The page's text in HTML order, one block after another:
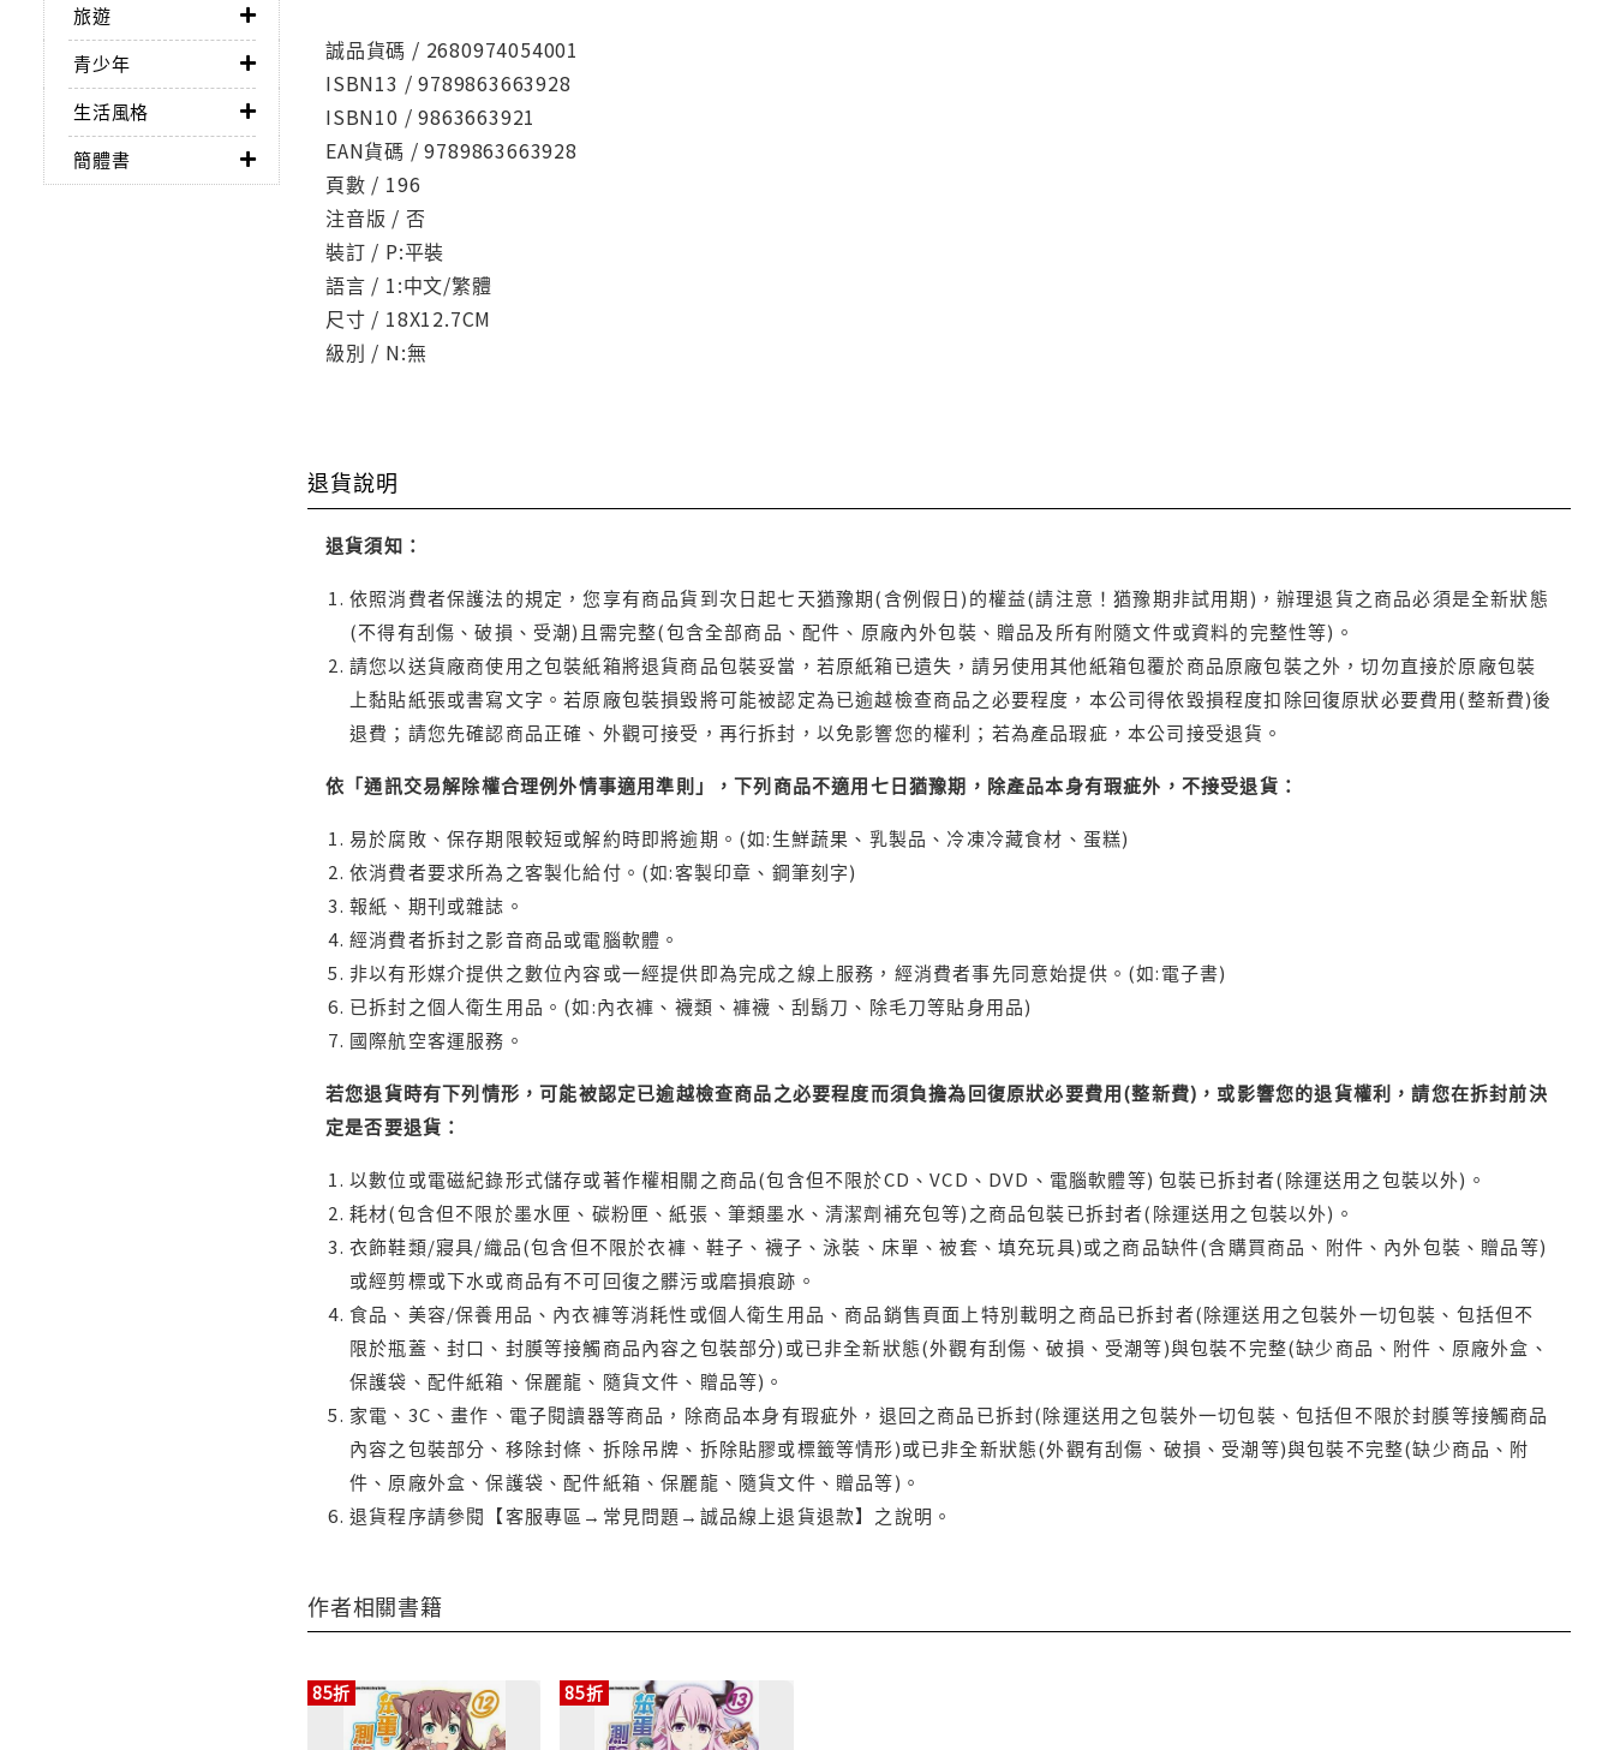
旅遊
青少年
生活風格
簡體書
誠品貨碼 / 2680974054001
ISBN13 / 9789863663928
ISBN10 / 9863663921
EAN貨碼 / 9789863663928
頁數 / 196
注音版 / 否
裝訂 / P:平裝
語言 / 1:中文/繁體
尺寸 / 18X12.7CM
級別 / N:無
退貨說明
退貨須知：
依照消費者保護法的規定，您享有商品貨到次日起七天猶豫期(含例假日)的權益(請注意！猶豫期非試用期)，辦理退貨之商品必須是全新狀態
(不得有刮傷、破損、受潮)且需完整(包含全部商品、配件、原廠內外包裝、贈品及所有附隨文件或資料的完整性等)。
請您以送貨廠商使用之包裝紙箱將退貨商品包裝妥當，若原紙箱已遺失，請另使用其他紙箱包覆於商品原廠包裝之外，切勿直接於原廠包裝
上黏貼紙張或書寫文字。若原廠包裝損毀將可能被認定為已逾越檢查商品之必要程度，本公司得依毀損程度扣除回復原狀必要費用(整新費)後
退費；請您先確認商品正確、外觀可接受，再行拆封，以免影響您的權利；若為產品瑕疵，本公司接受退貨。
依「通訊交易解除權合理例外情事適用準則」，下列商品不適用七日猶豫期，除產品本身有瑕疵外，不接受退貨：
易於腐敗、保存期限較短或解約時即將逾期。(如:生鮮蔬果、乳製品、冷凍冷藏食材、蛋糕)
依消費者要求所為之客製化給付。(如:客製印章、鋼筆刻字)
報紙、期刊或雜誌。
經消費者拆封之影音商品或電腦軟體。
非以有形媒介提供之數位內容或一經提供即為完成之線上服務，經消費者事先同意始提供。(如:電子書)
已拆封之個人衛生用品。(如:內衣褲、襪類、褲襪、刮鬍刀、除毛刀等貼身用品)
國際航空客運服務。
若您退貨時有下列情形，可能被認定已逾越檢查商品之必要程度而須負擔為回復原狀必要費用(整新費)，或影響您的退貨權利，請您在拆封前決
定是否要退貨：
以數位或電磁紀錄形式儲存或著作權相關之商品(包含但不限於CD、VCD、DVD、電腦軟體等) 包裝已拆封者(除運送用之包裝以外)。
耗材(包含但不限於墨水匣、碳粉匣、紙張、筆類墨水、清潔劑補充包等)之商品包裝已拆封者(除運送用之包裝以外)。
衣飾鞋類/寢具/織品(包含但不限於衣褲、鞋子、襪子、泳裝、床單、被套、填充玩具)或之商品缺件(含購買商品、附件、內外包裝、贈品等)
或經剪標或下水或商品有不可回復之髒污或磨損痕跡。
食品、美容/保養用品、內衣褲等消耗性或個人衛生用品、商品銷售頁面上特別載明之商品已拆封者(除運送用之包裝外一切包裝、包括但不
限於瓶蓋、封口、封膜等接觸商品內容之包裝部分)或已非全新狀態(外觀有刮傷、破損、受潮等)與包裝不完整(缺少商品、附件、原廠外盒、
保護袋、配件紙箱、保麗龍、隨貨文件、贈品等)。
家電、3C、畫作、電子閱讀器等商品，除商品本身有瑕疵外，退回之商品已拆封(除運送用之包裝外一切包裝、包括但不限於封膜等接觸商品
內容之包裝部分、移除封條、拆除吊牌、拆除貼膠或標籤等情形)或已非全新狀態(外觀有刮傷、破損、受潮等)與包裝不完整(缺少商品、附
件、原廠外盒、保護袋、配件紙箱、保麗龍、隨貨文件、贈品等)。
退貨程序請參閱【客服專區→常見問題→誠品線上退貨退款】之說明。
作者相關書籍
85折 85折